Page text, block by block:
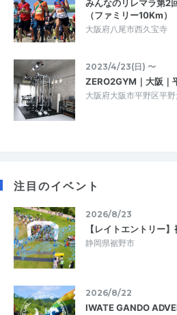
みんなのリレマラ第2
（ファミリー10Km）
大阪府八尾市西久宝寺
2023/4/23(日) 〜
ZERO2GYM｜大阪｜
大阪府大阪市平野区平
注目のイベント
2026/8/23
【レイトエントリー
静岡県裾野市
2026/8/22
IWATE GANDO